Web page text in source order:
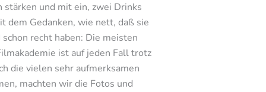
und mit ein, zwei Drinks
dem Gedanken, wie nett, daß sie
recht haben: Die meisten
ist auf jeden Fall trotz
die vielen sehr aufmerksamen
machten wir die Fotos und